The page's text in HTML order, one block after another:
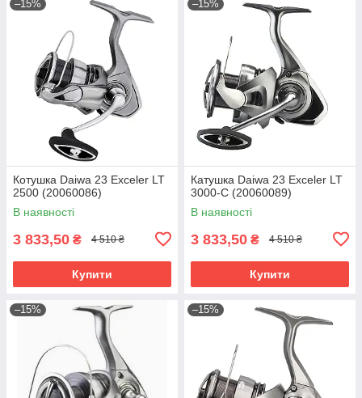
–15%
Котушка Daiwa 23 Exceler LT
2500 (20060086)
В наявності
3 833,50 ₴ 4 510 ₴
Купити
–15%
Катушка Daiwa 23 Exceler LT
3000-C (20060089)
В наявності
3 833,50 ₴ 4 510 ₴
Купити
–15% –15%